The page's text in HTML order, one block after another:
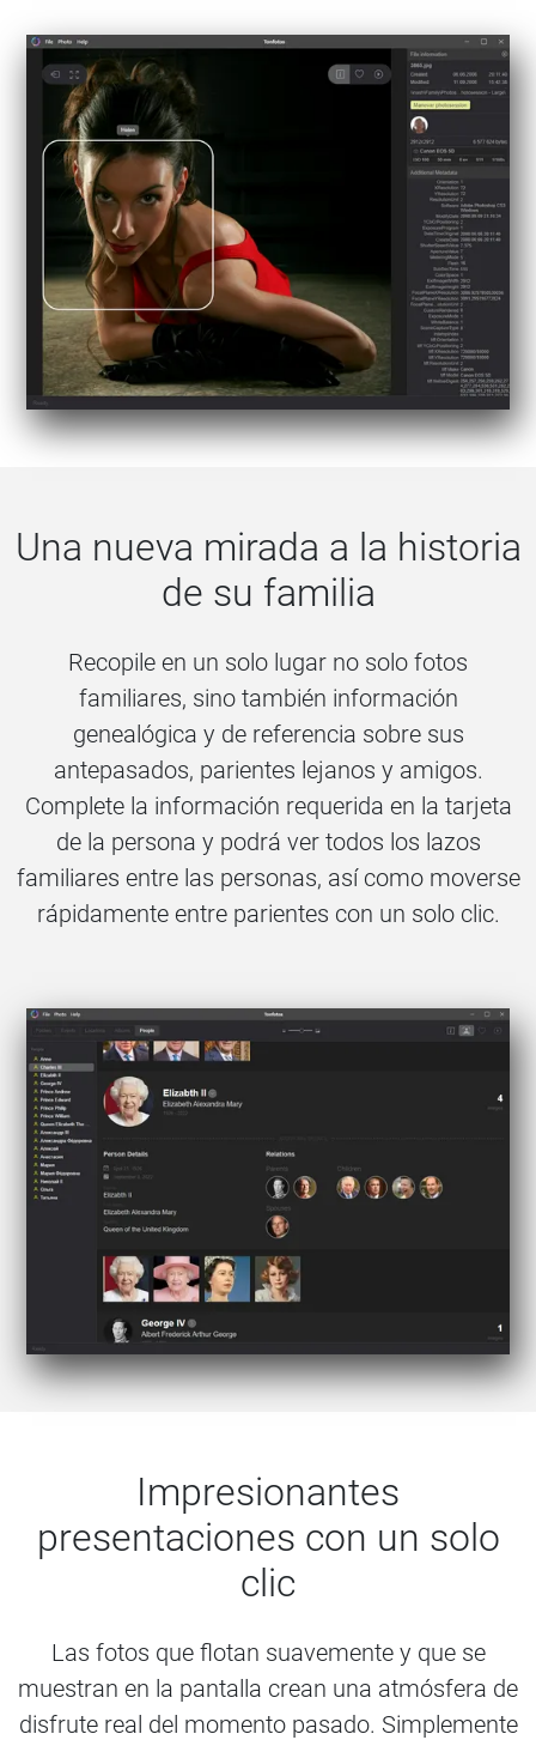
Una nueva mirada a la historia
de su familia
Recopile en un solo lugar no solo fotos
familiares, sino también información
genealógica y de referencia sobre sus
antepasados, parientes lejanos y amigos.
Complete la información requerida en la tarjeta
de la persona y podrá ver todos los lazos
familiares entre las personas, así como moverse
rápidamente entre parientes con un solo clic.
Impresionantes
presentaciones con un solo
clic
Las fotos que flotan suavemente y que se
muestran en la pantalla crean una atmósfera de
disfrute real del momento pasado. Simplemente